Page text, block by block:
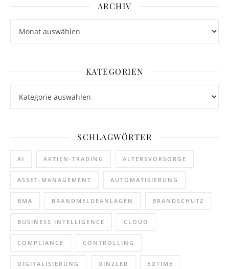
ARCHIV
KATEGORIEN
SCHLAGWÖRTER
AI AKTIEN-TRADING ALTERSVORSORGE
ASSET-MANAGEMENT AUTOMATISIERUNG
BMA BRANDMELDEANLAGEN BRANDSCHUTZ
BUSINESS INTELLIGENCE CLOUD
COMPLIANCE CONTROLLING
DIGITALISIERUNG DINZLER EDTIME